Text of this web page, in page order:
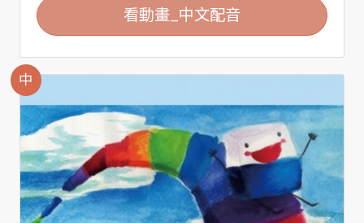
看動畫_中文配音
中